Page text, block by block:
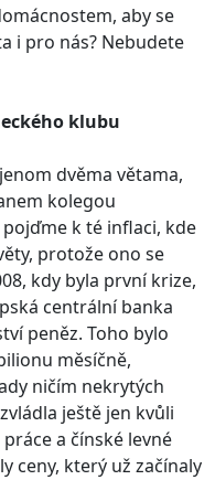
aby se
i pro nás? Nebudete
klubu
dvěma větama,
kolegou
k té inflaci, kde
protože ono se
kdy byla první krize,
centrální banka
peněz. Toho bylo
měsíčně,
ničím nekrytých
ještě jen kvůli
a čínské levné
ceny, který už začínaly